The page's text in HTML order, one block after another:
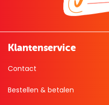
Klantenservice
Contact
Bestellen & betalen